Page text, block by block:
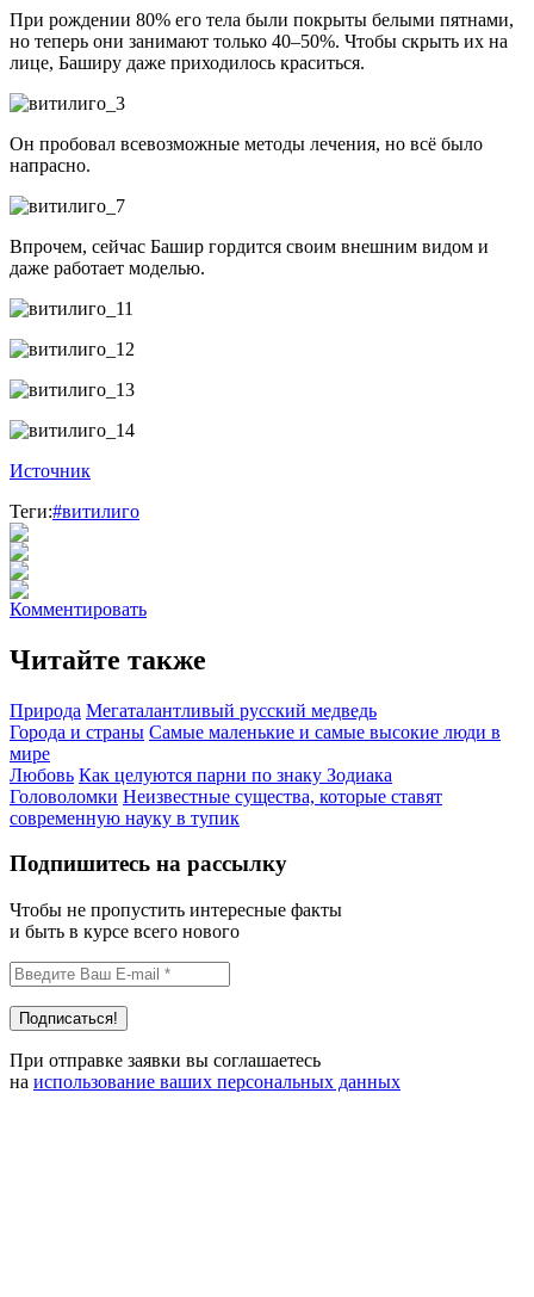
При рождении 80% его тела были покрыты белыми пятнами,
но теперь они занимают только 40–50%. Чтобы скрыть их на
лице, Баширу даже приходилось краситься.
Он пробовал всевозможные методы лечения, но всё было
напрасно.
Впрочем, сейчас Башир гордится своим внешним видом и
даже работает моделью.
Источник
Теги:#витилиго
Комментировать
Читайте также
Природа Мегаталантливый русский медведь
Города и страны Самые маленькие и самые высокие люди в
мире
Любовь Как целуются парни по знаку Зодиака
Головоломки Неизвестные существа, которые ставят
современную науку в тупик
Подпишитесь на рассылку
Чтобы не пропустить интересные факты
и быть в курсе всего нового
При отправке заявки вы соглашаетесь
на использование ваших персональных данных